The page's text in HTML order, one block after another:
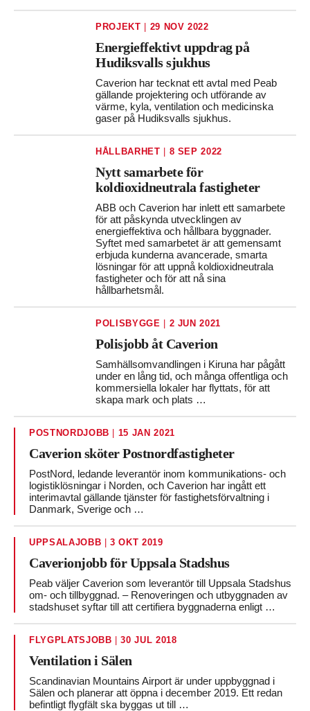
PROJEKT 29 NOV 2022
Energieffektivt uppdrag på
Hudiksvalls sjukhus
Caverion har tecknat ett avtal med Peab
gällande projektering och utförande av
värme, kyla, ventilation och medicinska
gaser på Hudiksvalls sjukhus.
HÅLLBARHET 8 SEP 2022
Nytt samarbete för
koldioxidneutrala fastigheter
ABB och Caverion har inlett ett samarbete
för att påskynda utvecklingen av
energieffektiva och hållbara byggnader.
Syftet med samarbetet är att gemensamt
erbjuda kunderna avancerade, smarta
lösningar för att uppnå koldioxidneutrala
fastigheter och för att nå sina
hållbarhetsmål.
POLISBYGGE 2 JUN 2021
Polisjobb åt Caverion
Samhällsomvandlingen i Kiruna har pågått
under en lång tid, och många offentliga och
kommersiella lokaler har flyttats, för att
skapa mark och plats …
POSTNORDJOBB 15 JAN 2021
Caverion sköter Postnordfastigheter
PostNord, ledande leverantör inom kommunikations- och
logistiklösningar i Norden, och Caverion har ingått ett
interimavtal gällande tjänster för fastighetsförvaltning i
Danmark, Sverige och …
UPPSALAJOBB 3 OKT 2019
Caverionjobb för Uppsala Stadshus
Peab väljer Caverion som leverantör till Uppsala Stadshus
om- och tillbyggnad. – Renoveringen och utbyggnaden av
stadshuset syftar till att certifiera byggnaderna enligt …
FLYGPLATSJOBB 30 JUL 2018
Ventilation i Sälen
Scandinavian Mountains Airport är under uppbyggnad i
Sälen och planerar att öppna i december 2019. Ett redan
befintligt flygfält ska byggas ut till …